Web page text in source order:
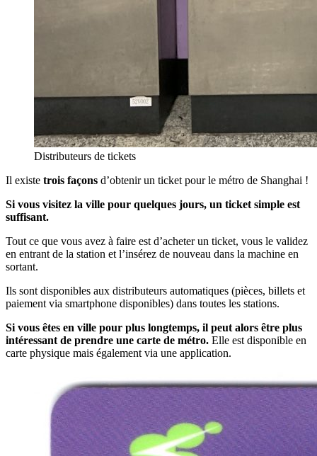
Distributeurs de tickets
Il existe trois façons d’obtenir un ticket pour le métro de Shanghai !
Si vous visitez la ville pour quelques jours, un ticket simple est
suffisant.
Tout ce que vous avez à faire est d’acheter un ticket, vous le validez
en entrant de la station et l’insérez de nouveau dans la machine en
sortant.
Ils sont disponibles aux distributeurs automatiques (pièces, billets et
paiement via smartphone disponibles) dans toutes les stations.
Si vous êtes en ville pour plus longtemps, il peut alors être plus
intéressant de prendre une carte de métro. Elle est disponible en
carte physique mais également via une application.